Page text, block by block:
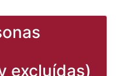
excluídas)